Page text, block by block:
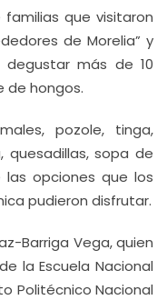
que visitaron
de Morelia” y
más de 10
de hongos.
pozole, tinga,
quesadillas, sopa de
opciones que los
pudieron disfrutar.
Barriga Vega, quien
la Escuela Nacional
Politécnico Nacional